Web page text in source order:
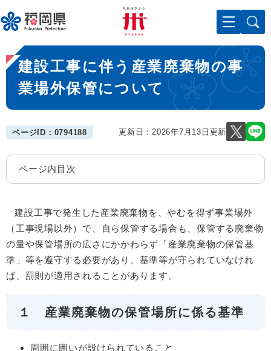
ー
ジ
先
頭
。
メニューを飛ばして本文へ
本
文
建設工事に伴う産業廃棄物の事
業場外保管について
ページID：0794188 更新日：2026年7月13日更新
ページ内目次
建設工事で発生した産業廃棄物を、やむを得ず事業場外
（工事現場以外）で、自ら保管する場合も、保管する廃棄物
の量や保管場所の広さにかかわらず「産業廃棄物の保管基
準」等を遵守する必要があり、基準等が守られていなけれ
ば、罰則が適用されることがあります。
１ 産業廃棄物の保管場所に係る基準
周囲に囲いが設けられていること